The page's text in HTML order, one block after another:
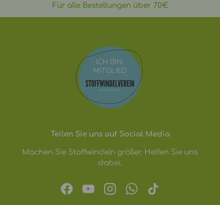
Für alle Bestellungen über 70€
Teilen Sie uns auf Social Media
Machen Sie Stoffwindeln größer. Helfen Sie uns
dabei.
FacebookYouTubeInstagramWhatsApp
TikTok